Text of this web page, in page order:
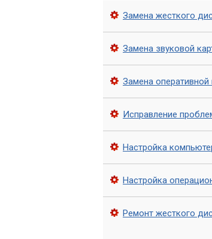
безопасность и
Замена жесткого
Замена звуковой
Замена
Исправление
Настройка
Настройка
Ремонт жесткого